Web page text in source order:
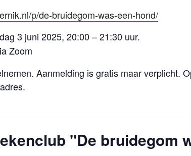
p/de-bruidegom-was-een-hond/
3 juni 2025, 20:00 – 21:30 uur.
Zoom
Aanmelding is gratis maar verplicht.
"De bruidegom